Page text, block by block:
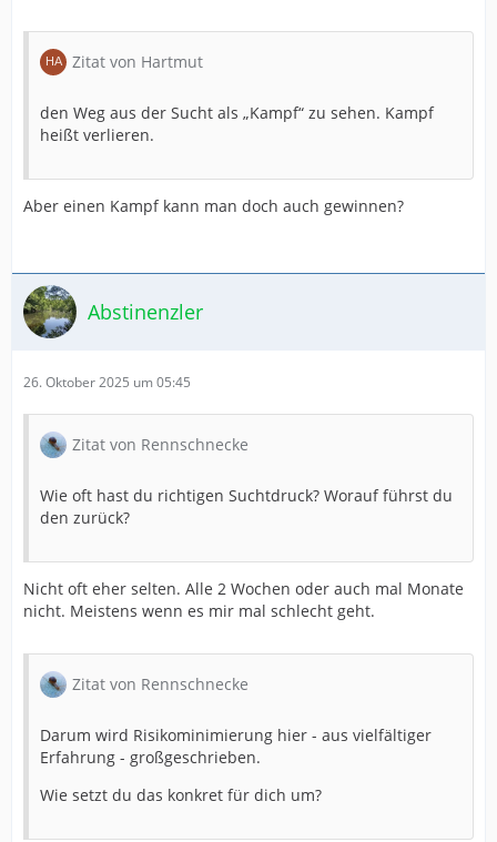
Zitat von Hartmut
den Weg aus der Sucht als „Kampf“ zu sehen. Kampf
heißt verlieren.
Aber einen Kampf kann man doch auch gewinnen?
Abstinenzler
26. Oktober 2025 um 05:45
Zitat von Rennschnecke
Wie oft hast du richtigen Suchtdruck? Worauf führst du
den zurück?
Nicht oft eher selten. Alle 2 Wochen oder auch mal Monate
nicht. Meistens wenn es mir mal schlecht geht.
Zitat von Rennschnecke
Darum wird Risikominimierung hier - aus vielfältiger
Erfahrung - großgeschrieben.
Wie setzt du das konkret für dich um?